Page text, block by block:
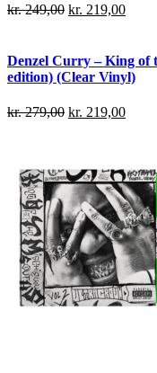
kr.249,00 kr. 219,00
Denzel Curry – King of
edition) (Clear Vinyl)
kr.279,00 kr. 219,00